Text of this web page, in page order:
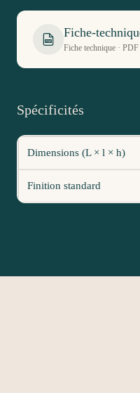
PDF
Fiche-
Fiche technique ·
Spécificités
Dimensions (L × l × h)
Finition standard